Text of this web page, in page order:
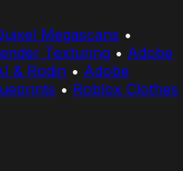
Megascans •
Texturing • Adobe
& Rodin • Adobe
• Roblox Clothes